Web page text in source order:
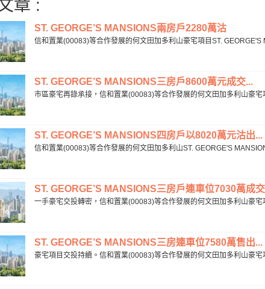
章 :
ST. GEORGE’S MANSIONS兩房戶2280萬沽
信和置業(00083)等合作發展的何文田加多利山豪宅項目ST.
ST. GEORGE’S MANSIONS三房戶8600萬元成交...
市區豪宅再錄承接，信和置業(00083)等合作發展的何文田加多利山豪
ST. GEORGE’S MANSIONS四房戶以8020萬元沽出...
信和置業(00083)等合作發展的何文田加多利山ST. GEORGE'S
ST. GEORGE’S MANSIONS三房戶連車位7030萬成
一手豪宅交投轉密，信和置業(00083)等合作發展的何文田加多利山豪
ST. GEORGE’S MANSIONS三房連車位7580萬售出...
豪宅項目交投持續。信和置業(00083)等合作發展的何文田加多利山豪